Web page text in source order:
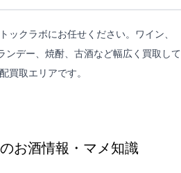
ックラボにお任せください。ワイン、
ンデー、焼酎、古酒など幅広く買取して
買取エリアです。
お酒情報・マメ知識